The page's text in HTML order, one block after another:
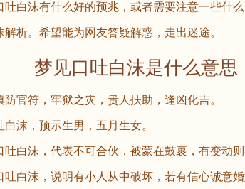
吐白沫有什么好的预兆，或者需要注意一些什
析。希望能为网友答疑解惑，走出迷途。
梦见口吐白沫是什么意思
符，牢狱之灾，贵人扶助，逢凶化吉。
，预示生男，五月生女。
沫，代表不可合伙，被蒙在鼓裹，有变动则
沫，说明有小人从中破坏，若有信心诚意婚